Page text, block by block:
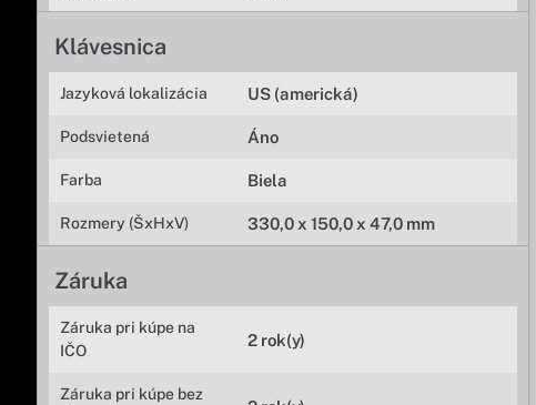
Klávesnica
Jazyková lokalizácia US (americká)
Podsvietená Áno
Farba Biela
Rozmery (ŠxHxV) 330,0 x 150,0 x 47,0 mm
Záruka
Záruka pri kúpe na
IČO
2 rok(y)
Záruka pri kúpe bez